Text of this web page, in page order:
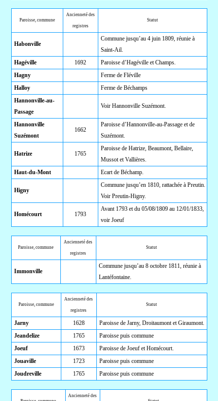
Paroisse, commune
Ancienneté des
registres
Statut
Habonville
Commune jusqu’au 4 juin 1809, réunie à
Saint-Ail.
Hagéville
1692
Paroisse d’Hagéville et Champs.
Hagny
Ferme de Fléville
Halloy
Ferme de Béchamps
Hannonville-au-
Passage
Voir Hannonville Suzémont.
Hannonville
Suzémont
1662
Paroisse d’Hannonville-au-Passage et de
Suzémont.
Hatrize 1765
Paroisse de Hatrize, Beaumont, Bellaire,
Mussot et Vallières.
Haut-du-Mont
Ecart de Béchamp.
Higny
Commune jusqu’en 1810, rattachée à Preutin.
Voir Preutin-Higny.
Homécourt 1793
Avant 1793 et du 05/08/1809 au 12/01/1833,
voir Joeuf
Paroisse, commune
Ancienneté des
registres
Statut
Immonville
Commune jusqu’au 8 octobre 1811, réunie à
Lantéfontaine.
Paroisse, commune
Ancienneté des
registres
Statut
Jarny 1628
Paroisse de Jarny, Droitaumont et Giraumont.
Jeandelize
1765
Paroisse puis commune
Joeuf
1673
Paroisse de Joeuf et Homécourt.
Jouaville
1723
Paroisse puis commune
Joudreville
1765 Paroisse puis commune
Ancienneté des